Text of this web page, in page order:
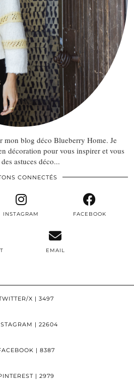
mon blog déco Blueberry Home. Je
décoration pour vous inspirer et vous
astuces déco...
CONNECTÉS
INSTAGRAM FACEBOOK
EMAIL
X | 3497
| 22604
| 8387
| 2979